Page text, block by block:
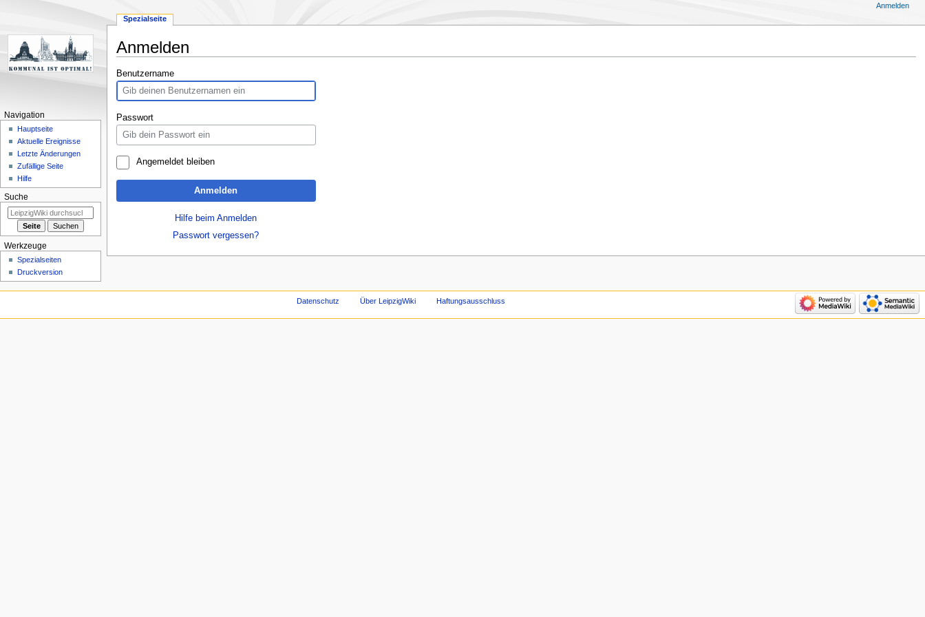
Anmelden
Zur
Navigation
springen
Zur
Suche
springen
Benutzername
Passwort
Angemeldet bleiben
Anmelden
Hilfe beim Anmelden
Passwort vergessen?
Spezialseite
Anmelden
Navigation
Hauptseite
Aktuelle Ereignisse
Letzte Änderungen
Zufällige Seite
Hilfe
Suche
Werkzeuge
Spezialseiten
Druckversion
Datenschutz Über LeipzigWiki Haftungsausschluss